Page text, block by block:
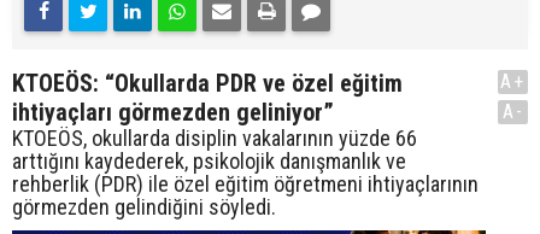
KTOEÖS: “Okullarda PDR ve özel eğitim
ihtiyaçları görmezden geliniyor”
KTOEÖS, okullarda disiplin vakalarının yüzde 66
arttığını kaydederek, psikolojik danışmanlık ve
rehberlik (PDR) ile özel eğitim öğretmeni ihtiyaçlarının
görmezden gelindiğini söyledi.
A+
A-